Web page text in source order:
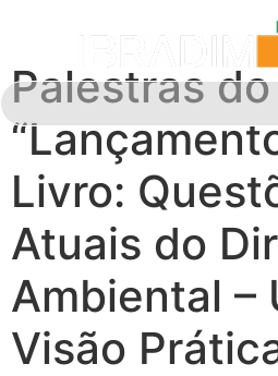
Palestras do
Livro:
Atuais do
Ambiental –
Visão